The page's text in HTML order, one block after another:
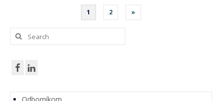
Navigácia
v
článkoch
1 2 »
Search
for: